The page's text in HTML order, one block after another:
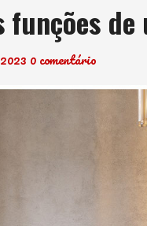
funções
0 comentário